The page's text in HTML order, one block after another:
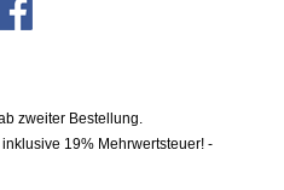
zweiter Bestellung.
19% Mehrwertsteuer! -